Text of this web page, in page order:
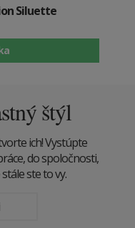
Siluette
štýl
ich! Vystúpte
do spoločnosti,
ste to vy.